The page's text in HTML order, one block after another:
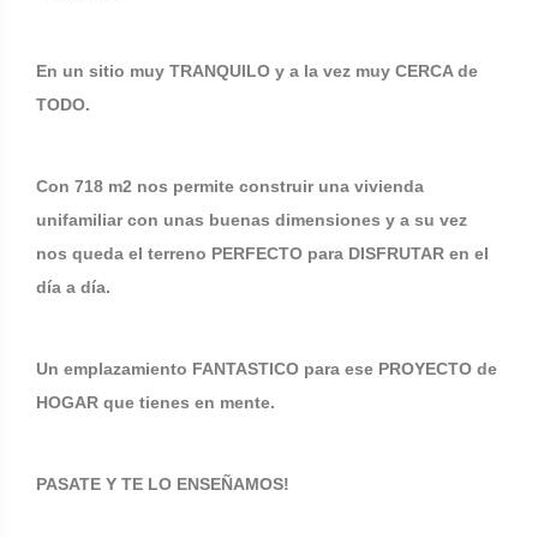
En un sitio muy TRANQUILO y a la vez muy CERCA de
TODO.
Con 718 m2 nos permite construir una vivienda
unifamiliar con unas buenas dimensiones y a su vez
nos queda el terreno PERFECTO para DISFRUTAR en el
día a día.
Un emplazamiento FANTASTICO para ese PROYECTO de
HOGAR que tienes en mente.
PASATE Y TE LO ENSEÑAMOS!